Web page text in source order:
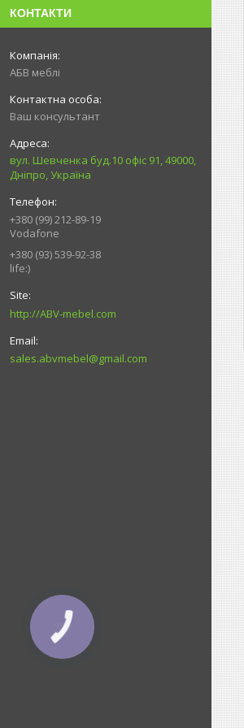
КОНТАКТИ
АБВ меблі
Ваш консультант
вул. Шевченка буд.10 офіс 91, 49000,
Дніпро, Україна
+380 (99) 212-89-19
Vodafone
+380 (93) 539-92-38
life:)
http://ABV-mebel.com
sales.abvmebel@gmail.com
КНОПКА
ЗВ'ЯЗКУ